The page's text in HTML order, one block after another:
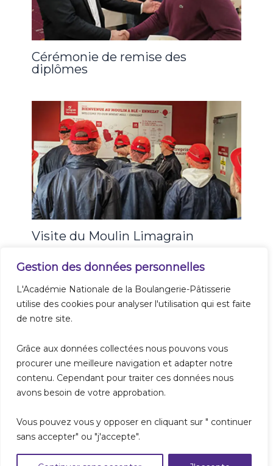
Gestion des données personnelles
L'Académie Nationale de la Boulangerie-Pâtisserie
utilise des cookies pour analyser l'utilisation qui est faite
de notre site.
Grâce aux données collectées nous pouvons vous
procurer une meilleure navigation et adapter notre
contenu. Cependant pour traiter ces données nous
avons besoin de votre approbation.
Vous pouvez vous y opposer en cliquant sur " continuer
sans accepter" ou "j'accepte".
Cérémonie de remise des
diplômes
Visite du Moulin Limagrain
Nos formations
Les métiers de la boulangerie
Recrutement
Contact
Conditions Générales de Vente